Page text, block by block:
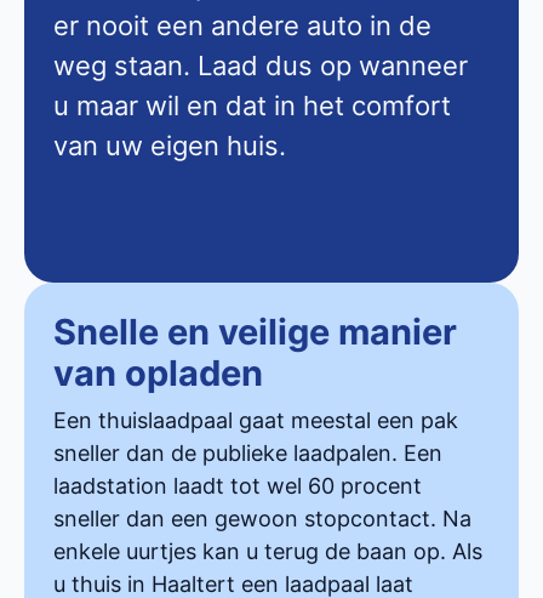
er nooit een andere auto in de
weg staan. Laad dus op wanneer
u maar wil en dat in het comfort
van uw eigen huis.
Snelle en veilige manier
van opladen
Een thuislaadpaal gaat meestal een pak
sneller dan de publieke laadpalen. Een
laadstation laadt tot wel 60 procent
sneller dan een gewoon stopcontact. Na
enkele uurtjes kan u terug de baan op. Als
u thuis in Haaltert een laadpaal laat